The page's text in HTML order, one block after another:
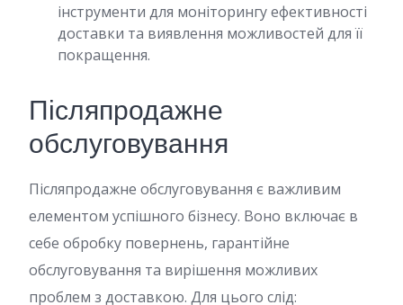
інструменти для моніторингу ефективності
доставки та виявлення можливостей для її
покращення.
Післяпродажне
обслуговування
Післяпродажне обслуговування є важливим
елементом успішного бізнесу. Воно включає в
себе обробку повернень, гарантійне
обслуговування та вирішення можливих
проблем з доставкою. Для цього слід: